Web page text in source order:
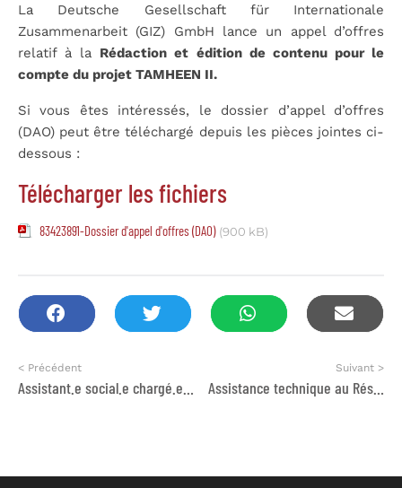
La Deutsche Gesellschaft für Internationale
Zusammenarbeit (GIZ) GmbH lance un appel d’offres
relatif à la Rédaction et édition de contenu pour le
compte du projet TAMHEEN II.
Si vous êtes intéressés, le dossier d’appel d’offres
(DAO) peut être téléchargé depuis les pièces jointes ci-
dessous :
Télécharger les fichiers
83423891-Dossier d'appel d'offres (DAO) (900 kB)
< Précédent Suivant >
Assistance technique au Réseau des Nations Unies au Maroc